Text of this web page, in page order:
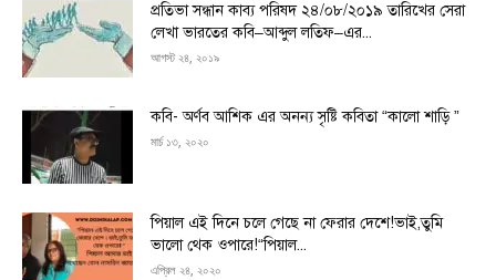
প্রতিভা সন্ধান কাব্য পরিষদ ২৪/০৮/২০১৯ তারিখের সেরা
লেখা ভারতের কবি–আব্দুল লতিফ–এর...
আগস্ট ২৪, ২০১৯
কবি- অর্ণব আশিক এর অনন্য সৃষ্টি কবিতা “কালো শাড়ি ”
মার্চ ১৩, ২০২০
পিয়াল এই দিনে চলে গেছে না ফেরার দেশে!ভাই,তুমি
ভালো থেক ওপারে!“পিয়াল...
এপ্রিল ২৪, ২০২০